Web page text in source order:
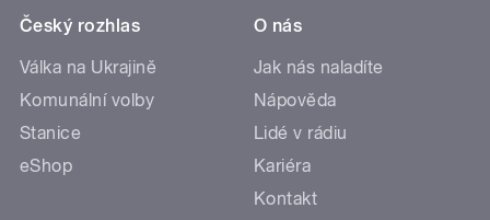
Český rozhlas
Válka na Ukrajině
Komunální volby
Stanice
eShop
O nás
Jak nás naladíte
Nápověda
Lidé v rádiu
Kariéra
Kontakt